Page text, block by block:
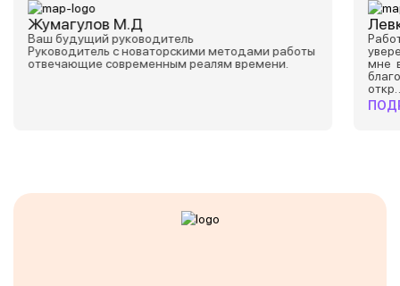
Жумагулов М.Д
Ваш будущий руководитель
Руководитель с новаторскими методами работы
отвечающие современным реалям времени.
мне